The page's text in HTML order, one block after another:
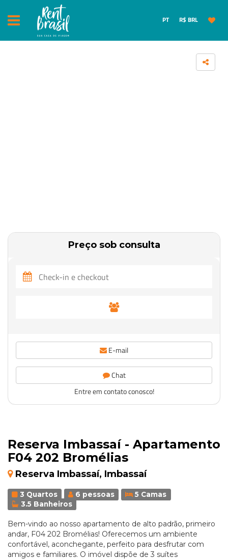
PT R$ BRL
Reserva Imbassaí - Apartamento
F04 202 Bromélias
Reserva Imbassaí, Imbassaí
3 Quartos 6 pessoas
5 Camas
3.5 Banheiros
Bem-vindo ao nosso apartamento de alto padrão, primeiro
andar, F04 202 Bromélias! Oferecemos um ambiente
confortável, aconchegante, perfeito para desfrutar com
amigos e familiares. O imóvel dispõe de 3 suítes
Preço sob consulta
E-mail
Chat
Entre em contato conosco!